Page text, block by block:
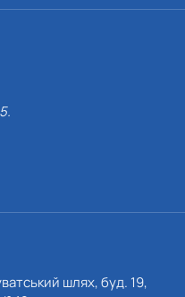
шлях, буд. 19,